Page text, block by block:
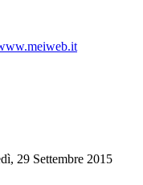
29 Settembre 2015